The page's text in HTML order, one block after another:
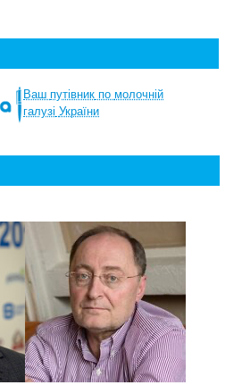
Ваш путівник по молочній
галузі України